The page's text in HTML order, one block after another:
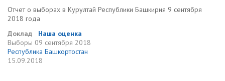
Отчет о выборах в Курултай Республики Башкирия 9 сентября
2018 года
Доклад
Наша оценка
Выборы 09 сентября 2018
Республика Башкортостан
15.09.2018